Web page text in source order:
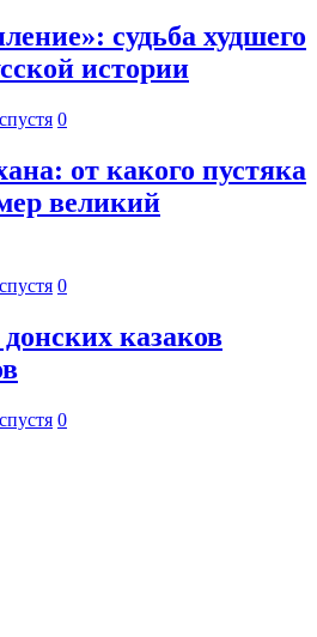
судьба худшего
истории
0
от какого пустяка
великий
0
казаков
0